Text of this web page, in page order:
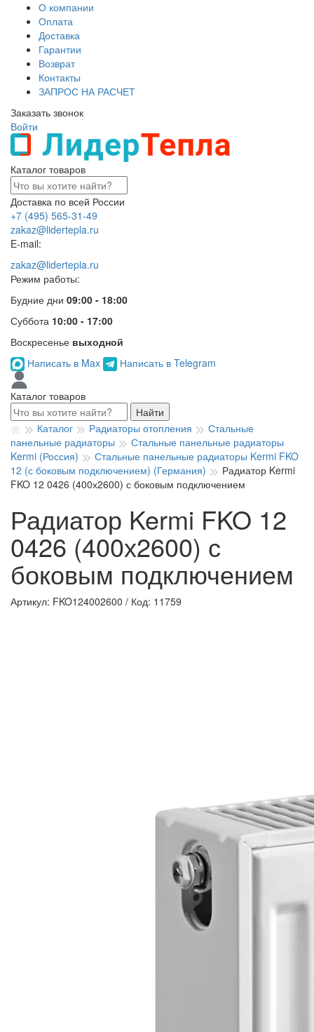
О компании
Оплата
Доставка
Гарантии
Возврат
Контакты
ЗАПРОС НА РАСЧЕТ
Заказать звонок
Войти
Каталог товаров
Доставка по всей России
+7 (495) 565-31-49
zakaz@lidertepla.ru
E-mail:
zakaz@lidertepla.ru
Режим работы:
Будние дни 09:00 - 18:00
Суббота 10:00 - 17:00
Воскресенье выходной
Написать в Max
Написать в Telegram
Каталог товаров
Найти
Каталог
Радиаторы отопления
Стальные
панельные радиаторы
Стальные панельные радиаторы
Kermi (Россия)
Стальные панельные радиаторы Kermi FKO
12 (с боковым подключением) (Германия)
Радиатор Kermi
FKO 12 0426 (400х2600) с боковым подключением
Радиатор Kermi FKO 12
0426 (400х2600) с
боковым подключением
Артикул: FKO124002600 / Код: 11759